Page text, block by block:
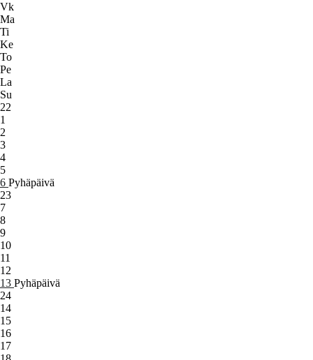
Vk
Ma
Ti
Ke
To
Pe
La
Su
22
1
2
3
4
5
6 Pyhäpäivä
23
7
8
9
10
11
12
13 Pyhäpäivä
24
14
15
16
17